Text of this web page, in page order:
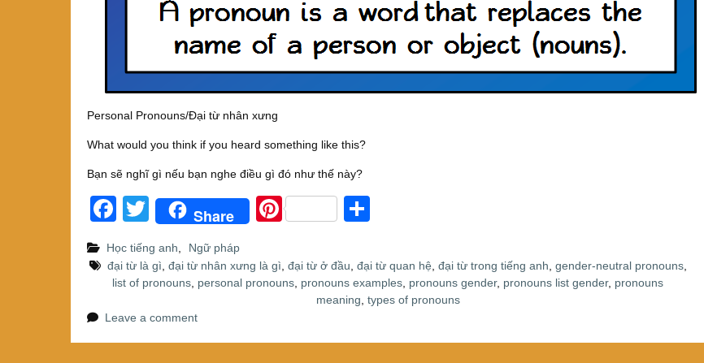
Personal Pronouns/Đại từ nhân xưng
What would you think if you heard something like this?
Bạn sẽ nghĩ gì nếu bạn nghe điều gì đó như thế này?
F
c
e
b
o
T
tt
er
Share
Pi
er
e
ar
e
Học tiếng anh
Ngữ pháp
đại từ là gì đại từ nhân xưng là gì đại từ ở đầu đại từ quan hệ đại từ trong tiếng anh gender-neutral pronouns,
list of pronouns personal pronouns pronouns examples pronouns gender, pronouns list gender, pronouns
meaning types of pronouns
Leave a comment